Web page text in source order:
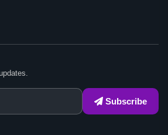
Subscribe